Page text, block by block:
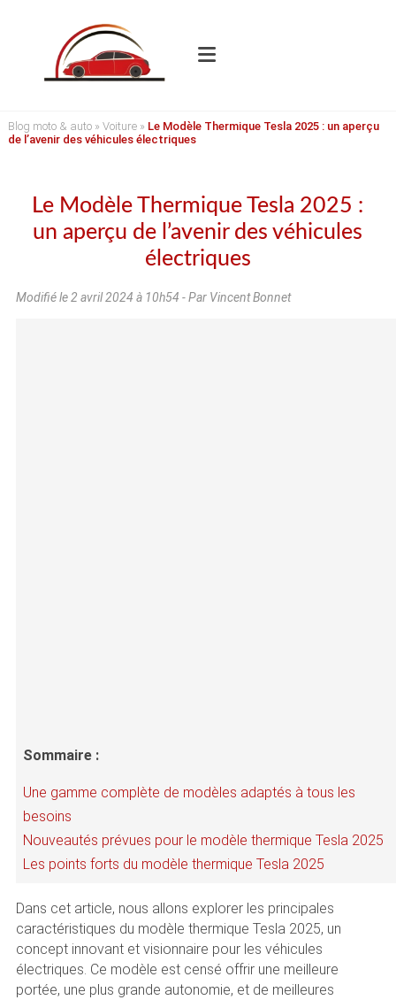
Blog moto & auto» Voiture» Le Modèle Thermique Tesla 2025 : un aperçu
de l’avenir des véhicules électriques
Le Modèle Thermique Tesla 2025 :
un aperçu de l’avenir des véhicules
électriques
Modifié le2 avril 2024 à 10h54 - Par Vincent Bonnet
Sommaire :
Une gamme complète de modèles adaptés à tous les
besoins
Nouveautés prévues pour le modèle thermique Tesla 2025
Les points forts du modèle thermique Tesla 2025
Dans cet article, nous allons explorer les principales
caractéristiques du modèle thermique Tesla 2025, un
concept innovant et visionnaire pour les véhicules
électriques. Ce modèle est censé offrir une meilleure
portée, une plus grande autonomie, et de meilleures